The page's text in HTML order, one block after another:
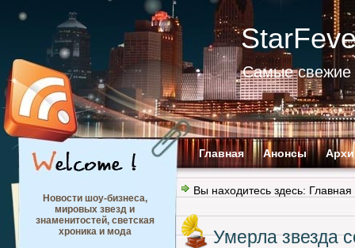
Самые свежие
Главная Анонсы
Новости шоу-бизнеса,
мировых звезд и
знаменитостей, светская
хроника и мода
Вы находитесь здесь: Главная
Умерла звезда